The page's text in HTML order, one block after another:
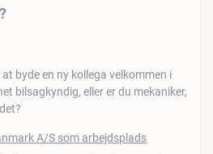
byde en ny kollega velkommen i
bilsagkyndig, eller er du mekaniker,